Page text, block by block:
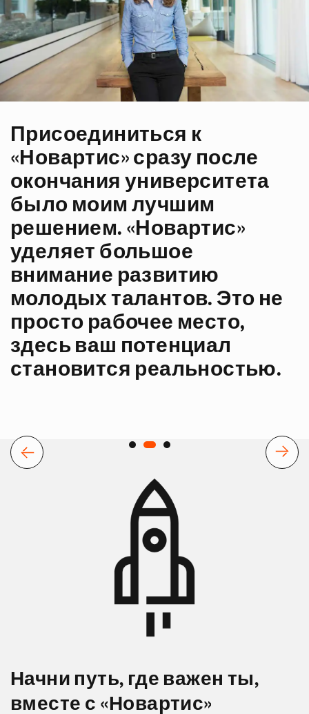
Присоединиться к
«Новартис» сразу после
окончания университета
было моим лучшим
решением. «Новартис»
уделяет большое
внимание развитию
молодых талантов. Это не
просто рабочее место,
здесь ваш потенциал
становится реальностью.
Вперёд
Начни путь, где важен ты,
вместе с «Новартис»